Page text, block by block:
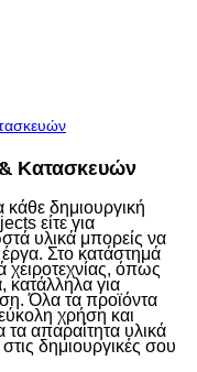
& Κατασκευών
κάθε δημιουργική
είτε για
υλικά μπορείς να
έργα. Στο κατάστημά
χειροτεχνίας, όπως
κατάλληλα για
Όλα τα προϊόντα
χρήση και
απαραίτητα υλικά
δημιουργικές σου